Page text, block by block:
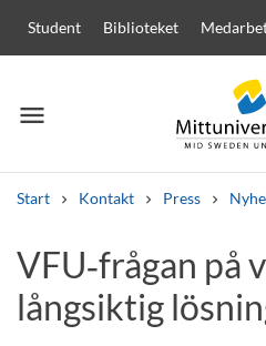
Student Biblioteket
menu
Meny
Start Kontakt Press
Andra söktjänster
Kurser och program
Lediga jobb
VFU‑frågan på
långsiktig